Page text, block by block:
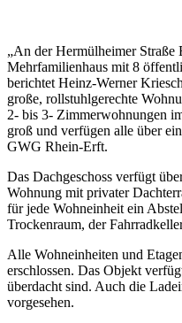
„An der Hermülheimer Straße
Mehrfamilienhaus mit 8
berichtet Heinz-Werner
große, rollstuhlgerechte
2- bis 3- Zimmerwohnungen
groß und verfügen alle über
GWG Rhein-Erft.
Das Dachgeschoss verfügt
Wohnung mit privater
für jede Wohneinheit ein
Trockenraum, der
Alle Wohneinheiten und
erschlossen. Das Objekt
überdacht sind. Auch die
vorgesehen.